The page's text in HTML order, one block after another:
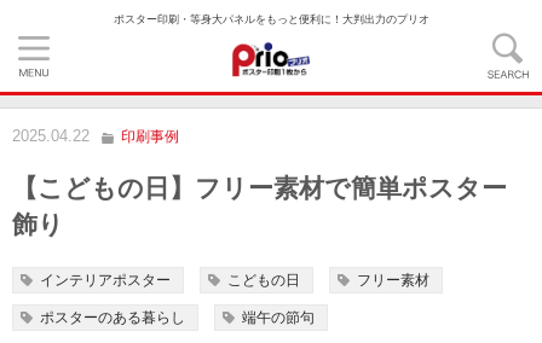
ポスター印刷・等身大パネルをもっと便利に！大判出力のプリオ
2025.04.22 印刷事例
【こどもの日】フリー素材で簡単ポスター
飾り
インテリアポスター こどもの日 フリー素材
ポスターのある暮らし 端午の節句